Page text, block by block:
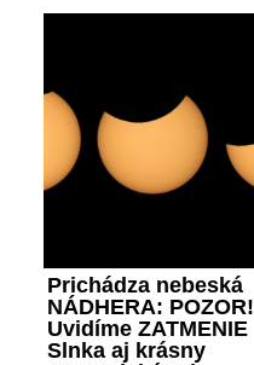
Prichádza nebeská
NÁDHERA: POZOR!
Uvidíme ZATMENIE
Slnka aj krásny